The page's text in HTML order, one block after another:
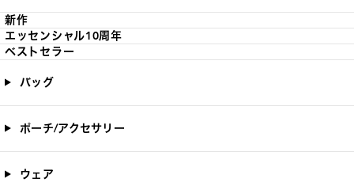
新作
エッセンシャル10周年
ベストセラー
バッグ
ポーチ/アクセサリー
ウェア